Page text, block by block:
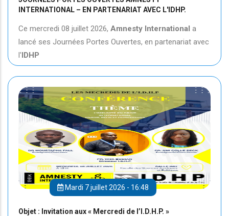
INTERNATIONAL – EN PARTENARIAT AVEC L'IDHP.
Ce mercredi 08 juillet 2026, Amnesty International a
lancé ses Journées Portes Ouvertes, en partenariat avec
l'IDHP
Mardi 7 juillet 2026 - 16:48
Objet : Invitation aux « Mercredi de l’I.D.H.P. »